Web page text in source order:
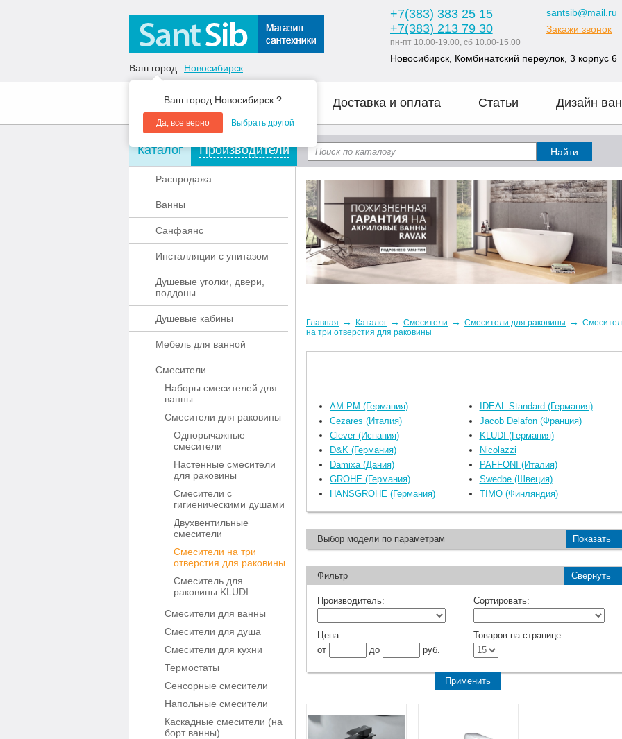
Ваш город: Новосибирск
Ваш город Новосибирск ?
Да, все верно Выбрать другой
+7(383) 383 25 15
+7(383) 213 79 30
пн-пт 10.00-19.00, сб 10.00-15.00
santsib@mail.ru
Закажи звонок
Новосибирск, Комбинатский переулок, 3 корпус 6
О компании Акции Доставка и оплата Статьи Дизайн
Каталог Производители
Распродажа
Ванны
Санфаянс
Инсталляции с унитазом
Душевые уголки, двери,
поддоны
Душевые кабины
Мебель для ванной
Смесители
Наборы смесителей для
ванны
Смесители для раковины
Однорычажные
смесители
Настенные смесители
для раковины
Смесители с
гигиеническими душами
Двухвентильные
смесители
Смесители на три
отверстия для раковины
Смеситель для
раковины KLUDI
Смесители для ванны
Смесители для душа
Смесители для кухни
Термостаты
Сенсорные смесители
Напольные смесители
Каскадные смесители (на
борт ванны)
Главная → Каталог → Смесители → Смесители для раковины →
на три отверстия для раковины
AM.PM (Германия)
Cezares (Италия)
Clever (Испания)
D&K (Германия)
Damixa (Дания)
GROHE (Германия)
HANSGROHE (Германия)
IDEAL Standard (Германия)
Jacob Delafon (Франция)
KLUDI (Германия)
Nicolazzi
PAFFONI (Италия)
Swedbe (Швеция)
TIMO (Финляндия)
Выбор модели по параметрам Показать
Фильтр Свернуть
Производитель: Сортировать:
Цена:
от
до руб.
Товаров на странице: